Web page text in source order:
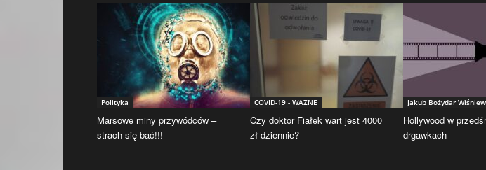
Polityka
Marsowe miny przywódców –
strach się bać!!!
COVID-19 - WAŻNE
Czy doktor Fiałek wart jest 4000
zł dziennie?
Jakub Bożydar
Hollywood w
drgawkach